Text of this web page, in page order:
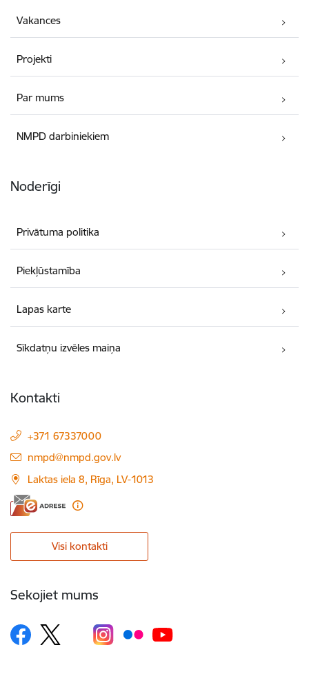
Vakances
Projekti
Par mums
NMPD darbiniekiem
Noderīgi
Privātuma politika
Piekļūstamība
Lapas karte
Sīkdatņu izvēles maiņa
Kontakti
+371 67337000
E-pasts:
nmpd@nmpd.gov.lv
Laktas iela 8, Rīga, LV-1013
Visi kontakti
Sekojiet mums